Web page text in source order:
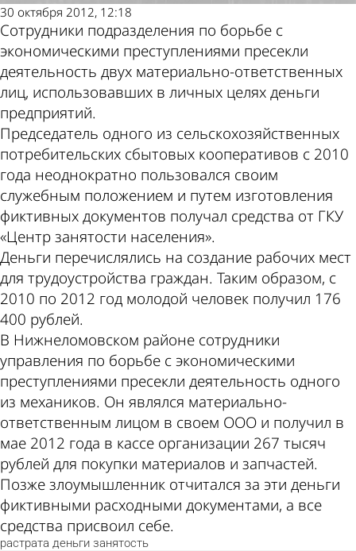
30 октября 2012, 12:18
Сотрудники подразделения по борьбе с
экономическими преступлениями пресекли
деятельность двух материально-ответственных
лиц, использовавших в личных целях деньги
предприятий.
Председатель одного из сельскохозяйственных
потребительских сбытовых кооперативов с 2010
года неоднократно пользовался своим
служебным положением и путем изготовления
фиктивных документов получал средства от ГКУ
«Центр занятости населения».
Деньги перечислялись на создание рабочих мест
для трудоустройства граждан. Таким образом, с
2010 по 2012 год молодой человек получил 176
400 рублей.
В Нижнеломовском районе сотрудники
управления по борьбе с экономическими
преступлениями пресекли деятельность одного
из механиков. Он являлся материально-
ответственным лицом в своем ООО и получил в
мае 2012 года в кассе организации 267 тысяч
рублей для покупки материалов и запчастей.
Позже злоумышленник отчитался за эти деньги
фиктивными расходными документами, а все
средства присвоил себе.
растрата деньги занятость